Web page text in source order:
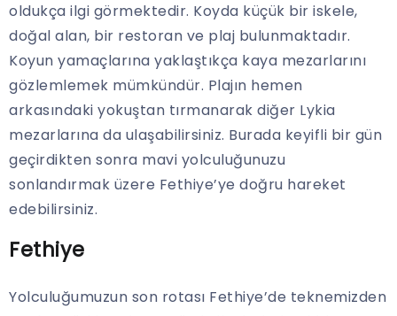
oldukça ilgi görmektedir. Koyda küçük bir iskele,
doğal alan, bir restoran ve plaj bulunmaktadır.
Koyun yamaçlarına yaklaştıkça kaya mezarlarını
gözlemlemek mümkündür. Plajın hemen
arkasındaki yokuştan tırmanarak diğer Lykia
mezarlarına da ulaşabilirsiniz. Burada keyifli bir gün
geçirdikten sonra mavi yolculuğunuzu
sonlandırmak üzere Fethiye’ye doğru hareket
edebilirsiniz.
Fethiye
Yolculuğumuzun son rotası Fethiye’de teknemizden